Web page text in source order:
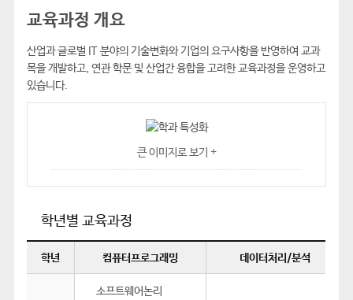
교육과정 개요
산업과 글로벌 IT 분야의 기술변화와 기업의 요구사항을 반영하여 교과
목을 개발하고, 연관 학문 및 산업간 융합을 고려한 교육과정을 운영하고
있습니다.
큰 이미지로 보기 +
학년별 교육과정
학년 컴퓨터프로그래밍 데이터처리/분석
소프트웨어논리